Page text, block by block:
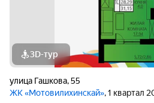
3D-тур
улица Гашкова,55
ЖК «Мотовилихинскай», 1 квартал